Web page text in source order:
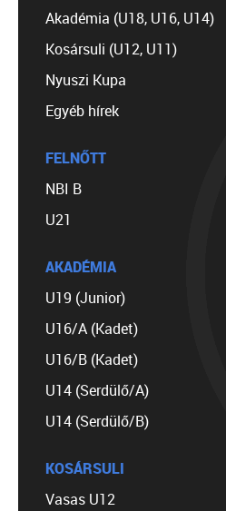
Akadémia (U18, U16, U14)
Kosársuli (U12, U11)
Nyuszi Kupa
Egyéb hírek
FELNŐTT
NBI B
U21
AKADÉMIA
U19 (Junior)
U16/A (Kadet)
U16/B (Kadet)
U14 (Serdülő/A)
U14 (Serdülő/B)
KOSÁRSULI
Vasas U12